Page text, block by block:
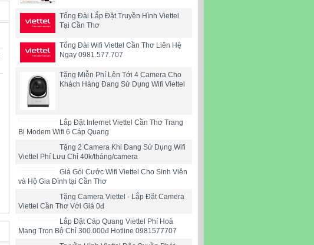
Tổng Đài Lắp Đặt Truyền Hình Viettel
Tại Cần Thơ
Tổng Đài Wifi Viettel Cần Thơ Liên Hệ
Ngay 0981.577.707
Tặng Miễn Phí Lên Tới 4 Camera Cho
Khách Hàng Đang Sử Dụng Wifi Viettel
Lắp Đặt Internet Viettel Cần Thơ Trang
Bị Modem Wifi 6 Cáp Quang
Tặng 2 Camera Khi Đang Sử Dụng Wifi
Viettel Phí Lưu Chỉ 40k/tháng/camera
Giá Gói Cước Wifi Viettel Cho Sinh Viên
và Hộ Gia Đình tại Cần Thơ
Tặng Camera Viettel - Lắp Đặt Camera
Viettel Cần Thơ Với Giá 0đ
Lắp Đặt Cáp Quang Viettel Phí Hoà
Mạng Trọn Bộ Chỉ 300.000đ Hotline 0981577707